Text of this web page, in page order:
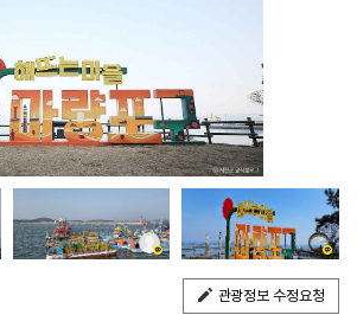
관광정보 수정요청